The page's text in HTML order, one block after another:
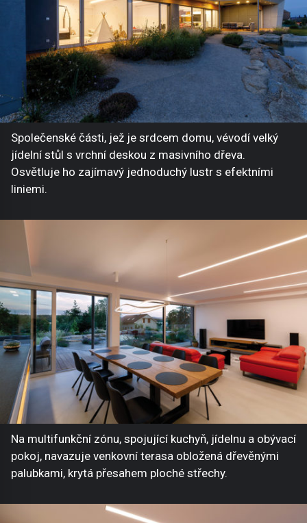
Společenské části, jež je srdcem domu, vévodí velký
jídelní stůl s vrchní deskou z masivního dřeva.
Osvětluje ho zajímavý jednoduchý lustr s efektními
liniemi.
Na multifunkční zónu, spojující kuchyň, jídelnu a obývací
pokoj, navazuje venkovní terasa obložená dřevěnými
palubkami, krytá přesahem ploché střechy.